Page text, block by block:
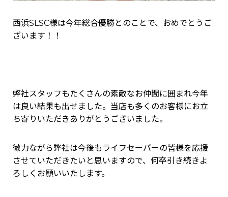
西浜SLSC様は今年総合優勝とのことで、おめでとうご
ざいます！！
弊社スタッフもたくさんの素敵なお仲間に囲まれ今年
は良い結果も出せました。当店も多くのお客様にお立
ち寄りいただきありがとうございました。
微力ながら弊社は今後もライフセーバーの皆様を応援
させていただきたいと思いますので、何卒引き続きよ
ろしくお願いいたします。